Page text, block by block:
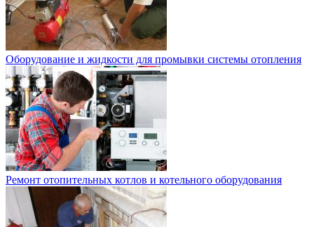
Оборудование и жидкости для промывки системы отопления
Ремонт отопительных котлов и котельного оборудования